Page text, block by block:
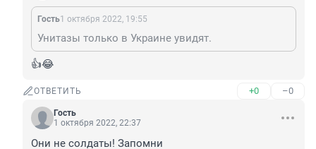
Гость1 октября 2022, 19:55
Унитазы только в Украине увидят.
👍😂
ОТВЕТИТЬ +0 –0
Гость
1 октября 2022, 22:37
Они не солдаты! Запомни